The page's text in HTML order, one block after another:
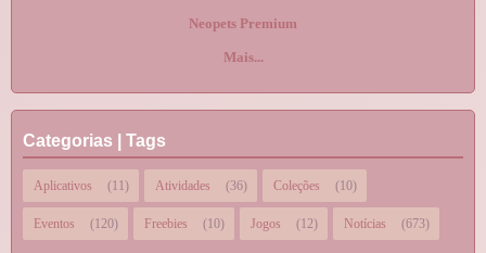
Neopets Premium
Mais...
Categorias | Tags
Aplicativos (11) Atividades (36) Coleções (10)
Eventos (120) Freebies (10) Jogos (12) Notícias (673)